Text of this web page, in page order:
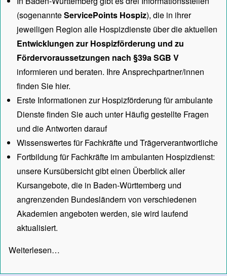
(sogenannteServicePoints Hospiz), die in ihrer
jeweiligen Region alle Hospizdienste über die aktuellen
Entwicklungen zur Hospizförderung und zu
Fördervoraussetzungen nach §39a SGB V
informieren und beraten. Ihre Ansprechpartner/innen
finden Sie hier.
Erste Informationen zur Hospizförderung für ambulante
Dienste finden Sie auch unterHäufig gestellte Fragen
und die Antworten darauf
Wissenswertes für Fachkräfte und Trägerverantwortliche
Fortbildung für Fachkräfte im ambulanten Hospizdienst:
unsere Kursübersichtgibt einen Überblick aller
Kursangebote, die in Baden-Württemberg und
angrenzenden Bundesländern von verschiedenen
Akademien angeboten werden, sie wird laufend
aktualisiert.
Weiterlesen…